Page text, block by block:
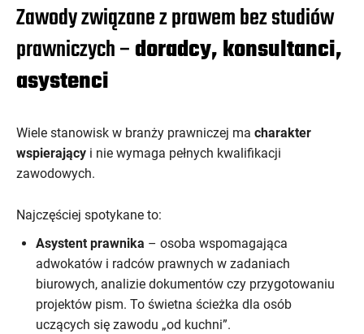
Zawody związane z prawem bez studiów
prawniczych –doradcy, konsultanci,
asystenci
Wiele stanowisk w branży prawniczej ma charakter
wspierający i nie wymaga pełnych kwalifikacji
zawodowych.
Najczęściej spotykane to:
Asystent prawnika – osoba wspomagająca
adwokatów i radców prawnych w zadaniach
biurowych, analizie dokumentów czy przygotowaniu
projektów pism. To świetna ścieżka dla osób
uczących się zawodu „od kuchni”.